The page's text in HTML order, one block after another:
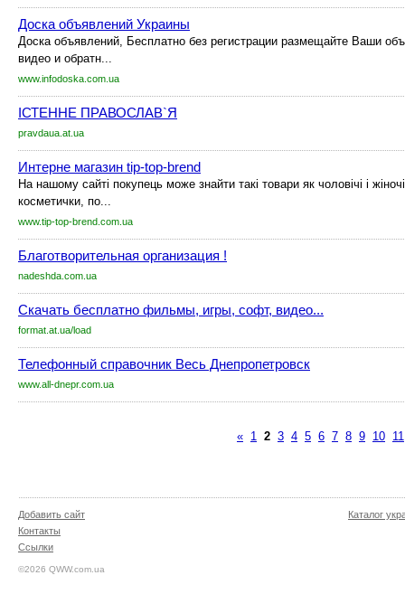
Доска объявлений Украины
Доска объявлений, Бесплатно без регистрации размещайте Ваши
видео и обратн...
www.infodoska.com.ua
ІСТЕННЕ ПРАВОСЛАВ`Я
pravdaua.at.ua
Интерне магазин tip-top-brend
На нашому сайті покупець може знайти такі товари як чоловічі і
косметички, по...
www.tip-top-brend.com.ua
Благотворительная организация !
nadeshda.com.ua
Скачать бесплатно фильмы, игры, софт, видео...
format.at.ua/load
Телефонный справочник Весь Днепропетровск
www.all-dnepr.com.ua
« 1 2 3 4 5 6 7 8 9 10 11
Добавить сайт
Контакты
Ссылки
©2026 QWW.com.ua
Каталог